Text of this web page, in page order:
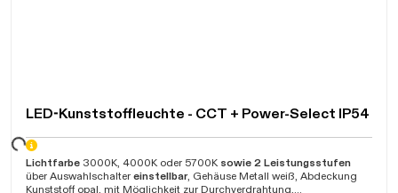
LED-Kunststoffleuchte - CCT + Power-Select IP54
Lichtfarbe 3000K, 4000K oder 5700K sowie 2 Leistungsstufen
über Auswahlschalter einstellbar, Gehäuse Metall weiß, Abdeckung
Kunststoff opal, mit Möglichkeit zur Durchverdrahtung,